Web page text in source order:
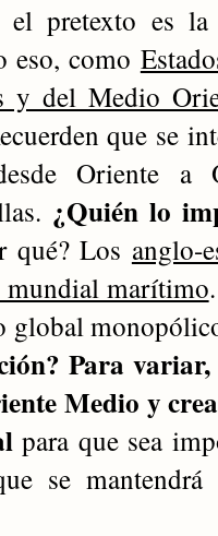
pretexto es
eso, como
y del Medio
que se
Oriente a
¿Quién lo
qué? Los anglo-
marítimo
global
Para
Medio y
para que sea
se mantendrá